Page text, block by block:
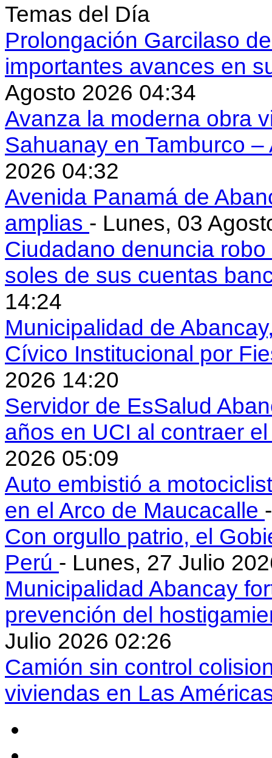
Temas del Día
Prolongación Garcilaso
importantes avances en
Agosto 2026 04:34
Avanza la moderna obra
Sahuanay en Tamburco
2026 04:32
Avenida Panamá de
amplias - Lunes, 03
Ciudadano denuncia
soles de sus cuentas
14:24
Municipalidad de
Cívico Institucional por
2026 14:20
Servidor de EsSalud
años en UCI al contraer
2026 05:09
Auto embistió a
en el Arco de Maucacalle
Con orgullo patrio, el
Perú - Lunes, 27 Julio
Municipalidad Abancay
prevención del
Julio 2026 02:26
Camión sin control
viviendas en Las